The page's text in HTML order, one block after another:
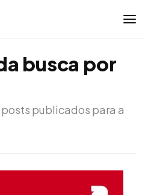
busca por
posts publicados para a